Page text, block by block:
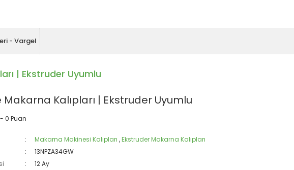
- Vargel
| Ekstruder Uyumlu
Makarna Kalıpları | Ekstruder Uyumlu
- 0 Puan
Makarna Makinesi Kalıpları ,Ekstruder Makarna Kalıpları
13NPZA34GW
12 Ay